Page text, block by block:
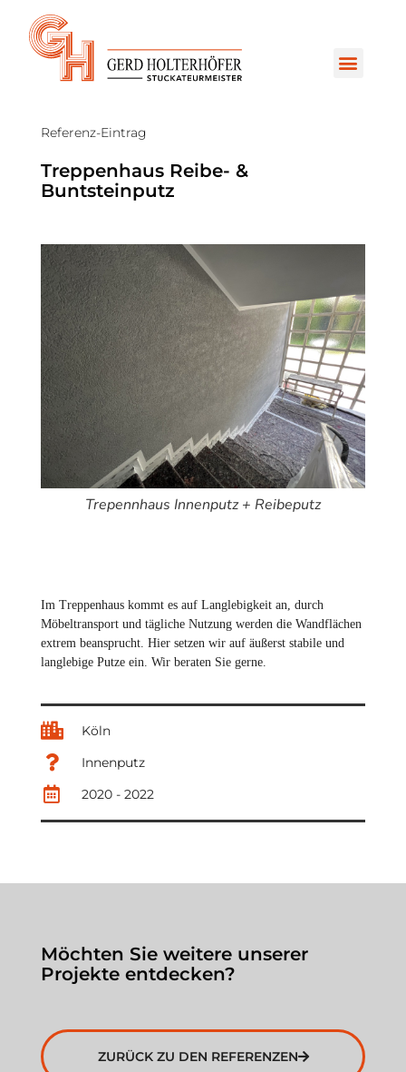
Referenz-Eintrag
Treppenhaus Reibe- &
Buntsteinputz
Trepennhaus Innenputz + Reibeputz
Im Treppenhaus kommt es auf Langlebigkeit an, durch
Möbeltransport und tägliche Nutzung werden die Wandflächen
extrem beansprucht. Hier setzen wir auf äußerst stabile und
langlebige Putze ein. Wir beraten Sie gerne.
Köln
Innenputz
2020 - 2022
Möchten Sie weitere unserer
Projekte entdecken?
ZURÜCK ZU DEN REFERENZEN